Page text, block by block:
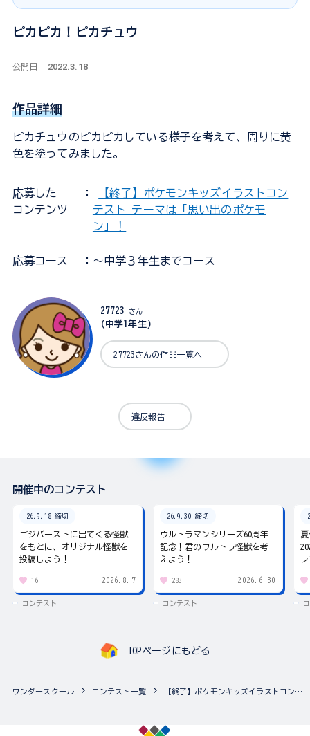
ピカピカ！ピカチュウ
公開日 2022.3.18
作品詳細
ピカチュウのピカピカしている様子を考えて、周りに黄
色を塗ってみました。
応募した
コンテンツ
：
【終了】ポケモンキッズイラストコン
テスト テーマは「思い出のポケモ
ン」！
応募コース ：～中学３年生までコース
27723 さん
(中学1年生)
27723さんの作品一覧へ
違反報告
開催中のコンテスト
26.9.18 締切
ゴジバーストに出てくる怪獣
をもとに、オリジナル怪獣を
投稿しよう！
16 2026.8.7
コンテスト
26.9.30 締切
ウルトラマンシリーズ60周年
記念！君のウルトラ怪獣を考
えよう！
283 2026.6.30
コンテスト
TOPページにもどる
ワンダースクール コンテスト一覧 【終了】ポケモンキッズイラストコンテスト テーマは「思い出のポケモン」！